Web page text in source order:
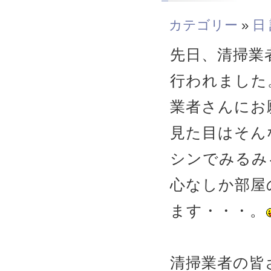
カテゴリー » 日
先日、清掃
行われました
業者さんに
見た目はそ
シンでみる
心なしか部
ます・・・。
清掃業者の